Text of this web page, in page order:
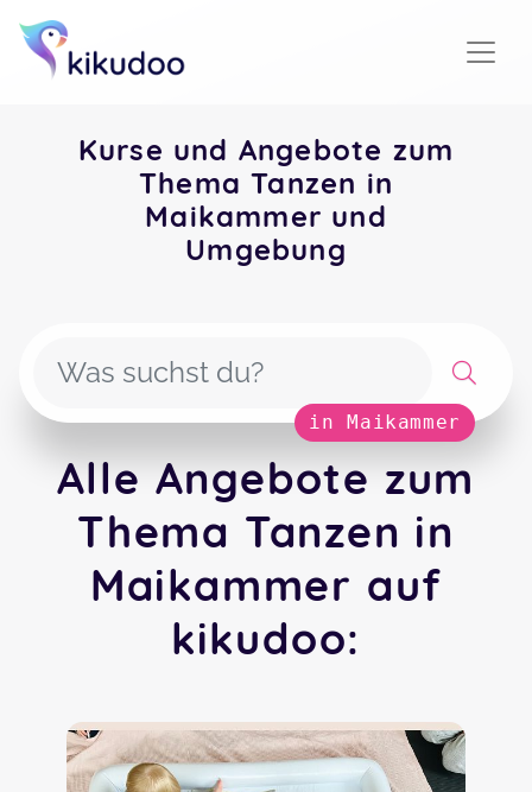
Kurse und Angebote zum
Thema Tanzen in
Maikammer und
Umgebung
in Maikammer
Alle Angebote zum
Thema Tanzen in
Maikammer auf
kikudoo: